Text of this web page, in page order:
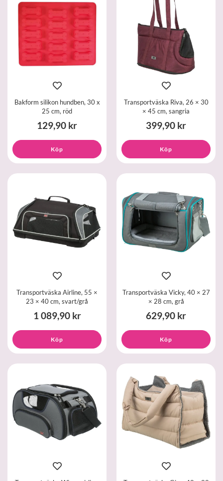
Bakform silikon hundben, 30 x
25 cm, röd
129,90 kr
Köp
Transportväska Riva, 26 × 30
× 45 cm, sangria
399,90 kr
Köp
Transportväska Airline, 55 ×
23 × 40 cm, svart/grå
1 089,90 kr
Köp
Transportväska Vicky, 40 × 27
× 28 cm, grå
629,90 kr
Köp